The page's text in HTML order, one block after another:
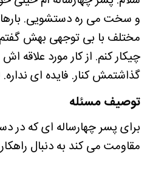
و سخت می ره دستشویی.
مختلف با بی توجهی بهش
چیکار کنم. از کار مورد
گذاشتمش کنار. فایده ای
توصیف مسئله
برای پسر چهارساله ای که در
مقاومت می کند به دنبال